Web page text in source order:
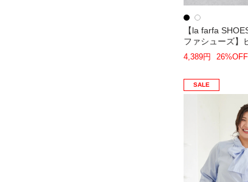
【la farfa
ファシューズ】
スクエアローフ
4,389円 26%OFF
SALE